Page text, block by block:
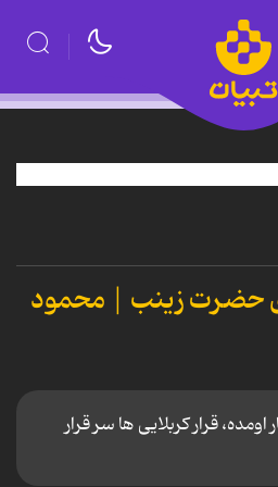
حضرت زینب | محمود
قرار کربلایی ها سر قرار